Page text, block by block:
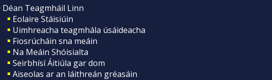
Déan Teagmháil Linn
Eolaire Stáisiúin
Uimhreacha teagmhála úsáideacha
Fiosrúcháin sna meáin
Na Meáin Shóisialta
Seirbhísí Áitiúla gar dom
Aiseolas ar an láithreán gréasáin